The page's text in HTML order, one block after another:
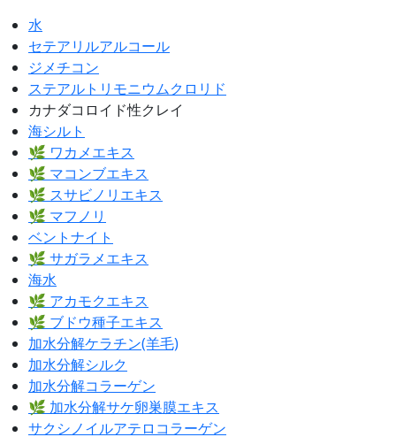
水
セテアリルアルコール
ジメチコン
ステアルトリモニウムクロリド
カナダコロイド性クレイ
海シルト
🌿 ワカメエキス
🌿 マコンブエキス
🌿 スサビノリエキス
🌿 マフノリ
ベントナイト
🌿 サガラメエキス
海水
🌿 アカモクエキス
🌿 ブドウ種子エキス
加水分解ケラチン(羊毛)
加水分解シルク
加水分解コラーゲン
🌿 加水分解サケ卵巣膜エキス
サクシノイルアテロコラーゲン